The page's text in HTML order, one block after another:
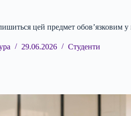
цей предмет обов’язковим у
29.06.2026 Студенти